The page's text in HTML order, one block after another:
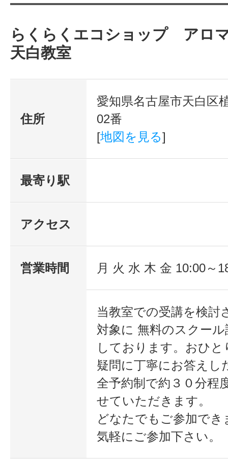
らくらくエコショップ アロ
天白教室
住所
愛知県名古屋市天白区
02番
[地図を見る]
最寄り駅
アクセス
営業時間 月 火 水 木 金 10:00～
当教室での受講を検討
対象に 無料のスクー
しております。おひ
疑問に丁寧にお答えし
全予約制で約３０分程
せていただきます。
どなたでもご参加でき
気軽にご参加下さい。